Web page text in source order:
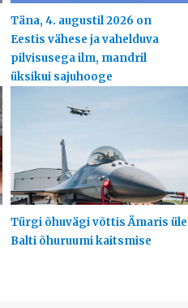
Täna, 4. augustil 2026 on
Eestis vähese ja vahelduva
pilvisusega ilm, mandril
üksikui sajuhooge
Türgi õhuvägi võttis Ämaris üle
Balti õhuruumi kaitsmise